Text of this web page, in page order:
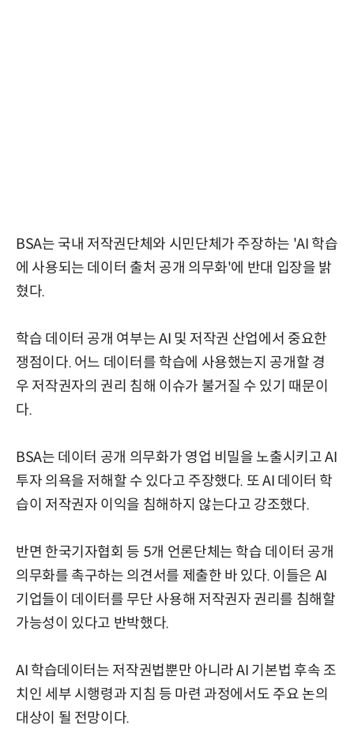
BSA는 국내 저작권단체와 시민단체가 주장하는 'AI 학습
에 사용되는 데이터 출처 공개 의무화'에 반대 입장을 밝
혔다.
학습 데이터 공개 여부는 AI 및 저작권 산업에서 중요한
쟁점이다. 어느 데이터를 학습에 사용했는지 공개할 경
우 저작권자의 권리 침해 이슈가 불거질 수 있기 때문이
다.
BSA는 데이터 공개 의무화가 영업 비밀을 노출시키고 AI
투자 의욕을 저해할 수 있다고 주장했다. 또 AI 데이터 학
습이 저작권자 이익을 침해하지 않는다고 강조했다.
반면 한국기자협회 등 5개 언론단체는 학습 데이터 공개
의무화를 촉구하는 의견서를 제출한 바 있다. 이들은 AI
기업들이 데이터를 무단 사용해 저작권자 권리를 침해할
가능성이 있다고 반박했다.
AI 학습데이터는 저작권법뿐만 아니라 AI 기본법 후속 조
치인 세부 시행령과 지침 등 마련 과정에서도 주요 논의
대상이 될 전망이다.